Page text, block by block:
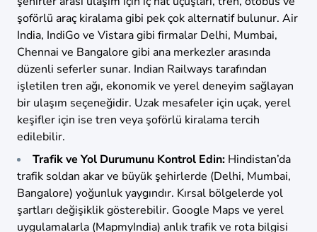
şoförlü araç kiralama gibi pek çok alternatif bulunur. Air
India, IndiGo ve Vistara gibi firmalar Delhi, Mumbai,
Chennai ve Bangalore gibi ana merkezler arasında
düzenli seferler sunar. Indian Railways tarafından
işletilen tren ağı, ekonomik ve yerel deneyim sağlayan
bir ulaşım seçeneğidir. Uzak mesafeler için uçak, yerel
keşifler için ise tren veya şoförlü kiralama tercih
edilebilir.
Trafik ve Yol Durumunu Kontrol Edin: Hindistan’da
trafik soldan akar ve büyük şehirlerde (Delhi, Mumbai,
Bangalore) yoğunluk yaygındır. Kırsal bölgelerde yol
şartları değişiklik gösterebilir. Google Maps ve yerel
uygulamalarla (MapmyIndia) anlık trafik ve rota bilgisi